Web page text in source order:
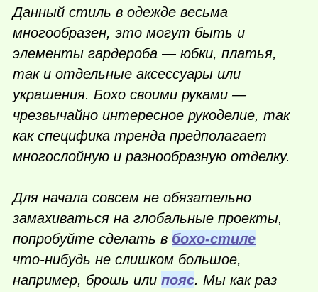
Данный стиль в одежде весьма
многообразен, это могут быть и
элементы гардероба — юбки, платья,
так и отдельные аксессуары или
украшения. Бохо своими руками —
чрезвычайно интересное рукоделие, так
как специфика тренда предполагает
многослойную и разнообразную отделку.
Для начала совсем не обязательно
замахиваться на глобальные проекты,
попробуйте сделать в бохо-стиле
что-нибудь не слишком большое,
например, брошь или пояс. Мы как раз